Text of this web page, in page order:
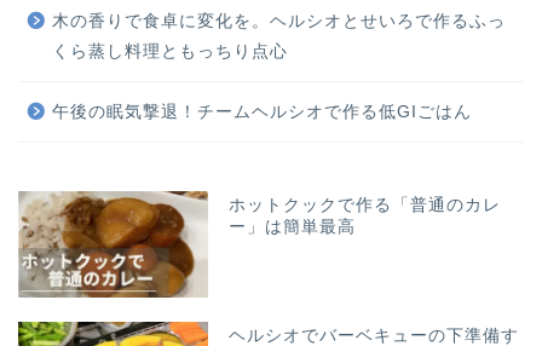
木の香りで食卓に変化を。ヘルシオとせいろで作るふっ
くら蒸し料理ともっちり点心
午後の眠気撃退！チームヘルシオで作る低GIごはん
ホットクックで作る「普通のカレ
ー」は簡単最高
ヘルシオでバーベキューの下準備す